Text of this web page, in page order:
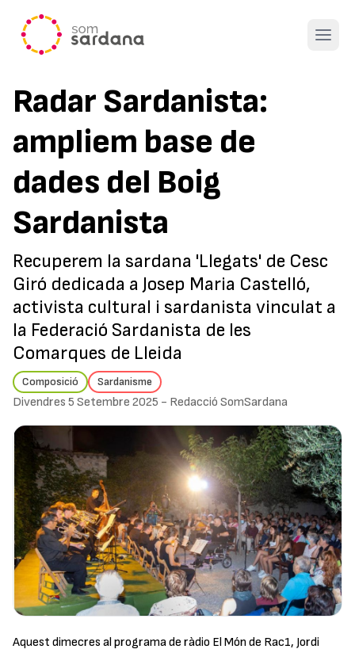
Open
Radar Sardanista:
ampliem base de
dades del Boig
Sardanista
Recuperem la sardana 'Llegats' de Cesc
Giró dedicada a Josep Maria Castelló,
activista cultural i sardanista vinculat a
la Federació Sardanista de les
Comarques de Lleida
Composició Sardanisme
Divendres 5 Setembre 2025 - Redacció SomSardana
Aquest dimecres al programa de ràdio El Món de Rac1, Jordi